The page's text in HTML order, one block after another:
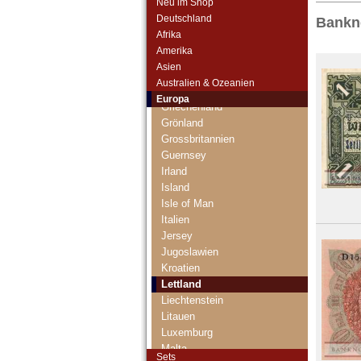
Deutschland
Afrika
Amerika
Asien
Australien & Ozeanien
Europa
Gibraltar
Griechenland
Grönland
Grossbritannien
Guernsey
Irland
Island
Isle of Man
Italien
Jersey
Jugoslawien
Kroatien
Lettland
Liechtenstein
Litauen
Luxemburg
Malta
Sets